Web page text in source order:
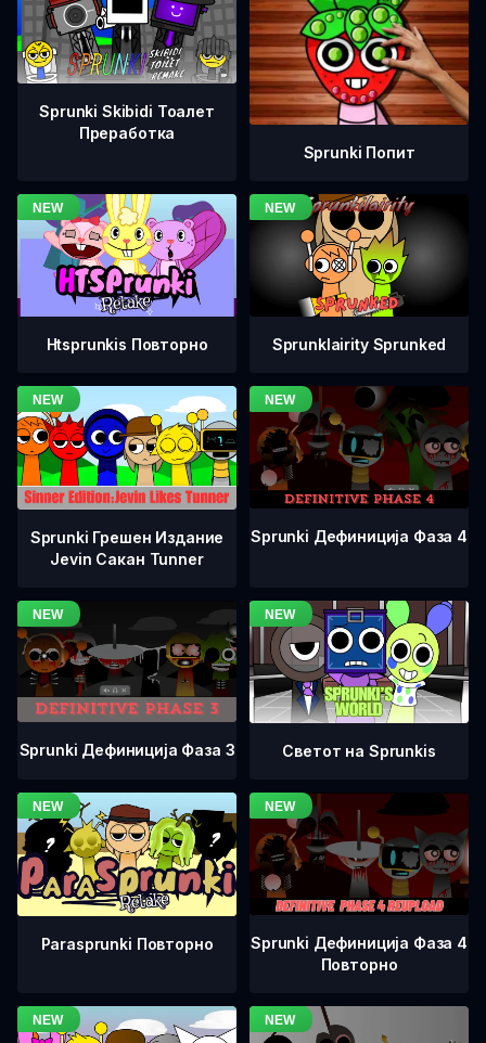
Sprunki Skibidi Тоалет
Преработка
Sprunki Попит
Htsprunkis Повторно Sprunklairity Sprunked
Sprunki Грешен Издание
Jevin Сакан Tunner
Sprunki Дефиниција Фаза 4
Sprunki Дефиниција Фаза 3 Светот на Sprunkis
Parasprunki Повторно
Sprunki Дефиниција Фаза 4
Повторно